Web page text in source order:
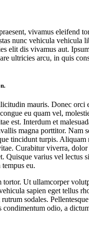
vivamus eleifend
nunc vehicula vehicula
elit dis vivamus aut.
ultricies arcu, in quis
mauris. Donec orci
eu quam vel,
est. Interdum et
magna porttitor. Nam
tincidunt turpis. Aliquam
Curabitur viverra,
Quisque varius vel lectus
eu.
Ut ullamcorper
sapien eget tellus
sodales.
condimentum odio, a